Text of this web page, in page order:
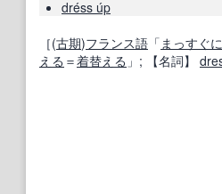
dréss úp
［(古期)フランス語 「まっすぐ
える ＝着替える 」; 【名詞】